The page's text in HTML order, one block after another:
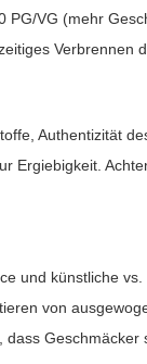
VG (mehr
Verbrennen
Authentizität
und künstliche
von
Geschmäcker